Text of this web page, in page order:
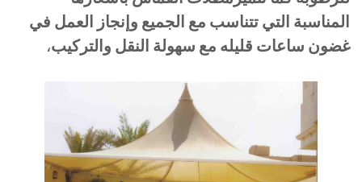
المناسبة التي تتناسب مع الجميع وإنجاز العمل في
غضون ساعات قليله مع سهولة النقل والتركيب،